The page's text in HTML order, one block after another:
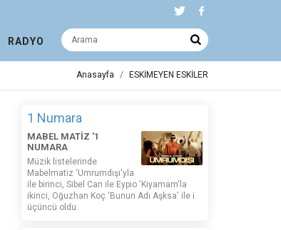
RADYO
Anasayfa ESKİMEYEN ESKİLER
1 Numara
MABEL MATİZ '1
NUMARA
Müzik listelerinde
Mabelmatiz ‘Umrumdışı'yla
ile birinci, Sibel Can ile Eypio 'Kıyamam'la
ikinci, Oğuzhan Koç 'Bunun Adı Aşksa' ile i
üçüncü oldu.